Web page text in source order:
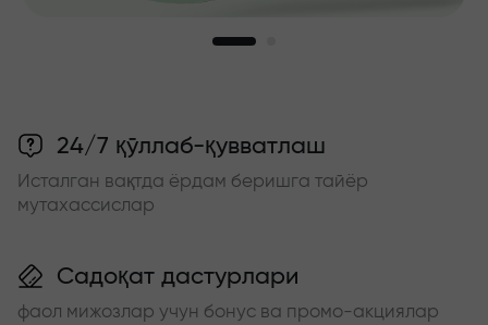
24/7 қўллаб-қувватлаш
Исталган вақтда ёрдам беришга тайёр
мутахассислар
Садоқат дастурлари
фаол мижозлар учун бонус ва промо-акциялар